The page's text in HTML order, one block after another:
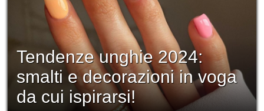
Tendenze unghie 2024:
smalti e decorazioni in voga
da cui ispirarsi!